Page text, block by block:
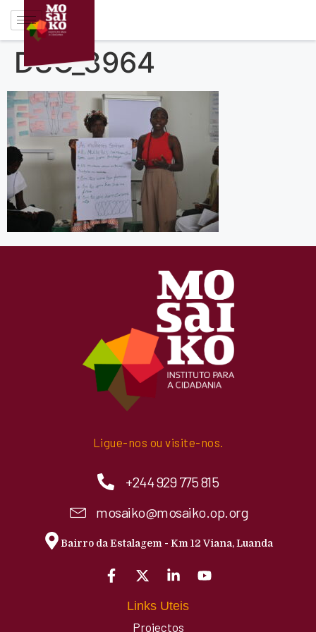
DSC_3964
Ligue-nos ou visite-nos.
+244 929 775 815
mosaiko@mosaiko.op.org
Bairro da Estalagem - Km 12 Viana, Luanda
Links Uteis
Projectos